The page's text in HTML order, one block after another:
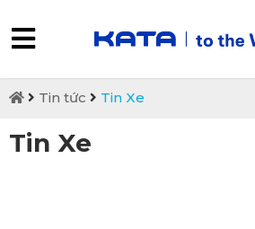
Tin tức Tin Xe
Tin Xe